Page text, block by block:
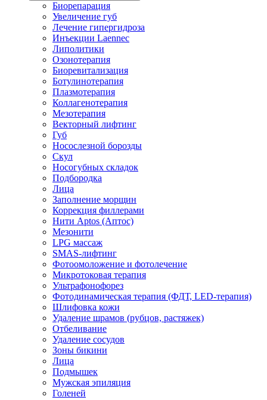
Биорепарация
Увеличение губ
Лечение гипергидроза
Инъекции Laennec
Липолитики
Озонотерапия
Биоревитализация
Ботулинотерапия
Плазмотерапия
Коллагенотерапия
Мезотерапия
Векторный лифтинг
Губ
Носослезной борозды
Скул
Носогубных складок
Подбородка
Лица
Заполнение морщин
Коррекция филлерами
Нити Aptos (Аптос)
Мезонити
LPG массаж
SMAS-лифтинг
Фотоомоложение и фотолечение
Микротоковая терапия
Ультрафонофорез
Фотодинамическая терапия (ФДТ, LED-терапия)
Шлифовка кожи
Удаление шрамов (рубцов, растяжек)
Отбеливание
Удаление сосудов
Зоны бикини
Лица
Подмышек
Мужская эпиляция
Голеней